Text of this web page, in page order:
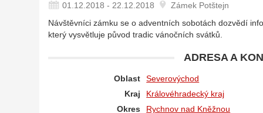
01.12.2018 - 22.12.2018
Zámek Potštejn
Návštěvníci zámku se o adventních sobotách dozvědí
který vysvětluje původ tradic vánočních svátků.
ADRESA A
Oblast
Severovýchod
Kraj
Královéhradecký kraj
Okres
Rychnov nad Kněžnou